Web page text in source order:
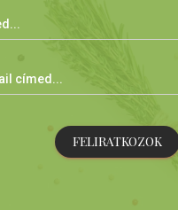
FELIRATKOZOK